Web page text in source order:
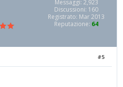
Messaggi: 2,923
Discussioni: 160
Registrato: Mar 2013
Reputazione: 64
#5